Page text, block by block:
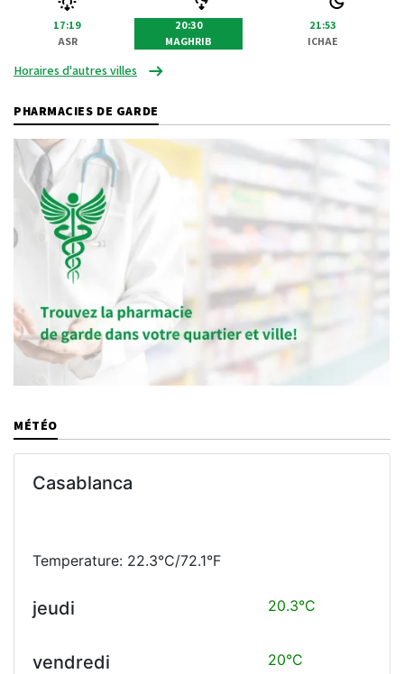
17:19
ASR
20:30
MAGHRIB
21:53
ICHAE
Horaires d'autres villes
PHARMACIES DE GARDE
MÉTÉO
Casablanca
Temperature: 22.3°C/72.1°F
jeudi 20.3°C
vendredi 20°C